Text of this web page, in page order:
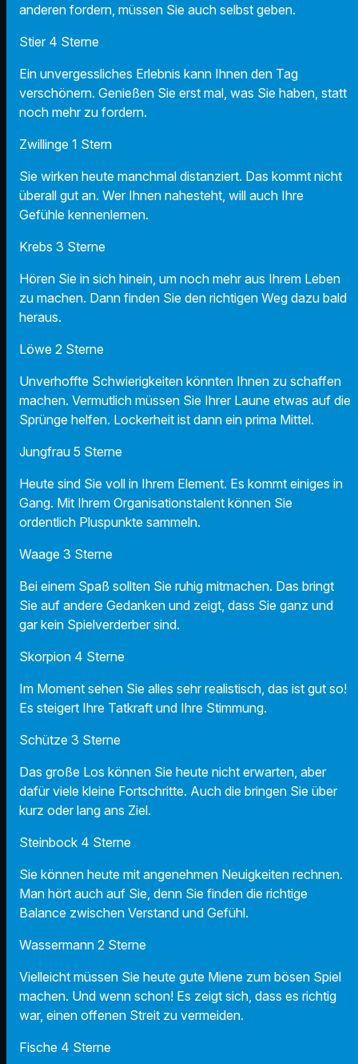
anderen fordern, müssen Sie auch selbst geben.
Stier 4 Sterne
Ein unvergessliches Erlebnis kann Ihnen den Tag
verschönern. Genießen Sie erst mal, was Sie haben, statt
noch mehr zu fordern.
Zwillinge 1 Stern
Sie wirken heute manchmal distanziert. Das kommt nicht
überall gut an. Wer Ihnen nahesteht, will auch Ihre
Gefühle kennenlernen.
Krebs 3 Sterne
Hören Sie in sich hinein, um noch mehr aus Ihrem Leben
zu machen. Dann finden Sie den richtigen Weg dazu bald
heraus.
Löwe 2 Sterne
Unverhoffte Schwierigkeiten könnten Ihnen zu schaffen
machen. Vermutlich müssen Sie Ihrer Laune etwas auf die
Sprünge helfen. Lockerheit ist dann ein prima Mittel.
Jungfrau 5 Sterne
Heute sind Sie voll in Ihrem Element. Es kommt einiges in
Gang. Mit Ihrem Organisationstalent können Sie
ordentlich Pluspunkte sammeln.
Waage 3 Sterne
Bei einem Spaß sollten Sie ruhig mitmachen. Das bringt
Sie auf andere Gedanken und zeigt, dass Sie ganz und
gar kein Spielverderber sind.
Skorpion 4 Sterne
Im Moment sehen Sie alles sehr realistisch, das ist gut so!
Es steigert Ihre Tatkraft und Ihre Stimmung.
Schütze 3 Sterne
Das große Los können Sie heute nicht erwarten, aber
dafür viele kleine Fortschritte. Auch die bringen Sie über
kurz oder lang ans Ziel.
Steinbock 4 Sterne
Sie können heute mit angenehmen Neuigkeiten rechnen.
Man hört auch auf Sie, denn Sie finden die richtige
Balance zwischen Verstand und Gefühl.
Wassermann 2 Sterne
Vielleicht müssen Sie heute gute Miene zum bösen Spiel
machen. Und wenn schon! Es zeigt sich, dass es richtig
war, einen offenen Streit zu vermeiden.
Fische 4 Sterne